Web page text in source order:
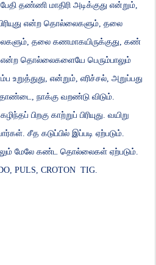
பேதி தண்ணி மாதிரி அடிக்குது என்றும்,
என்ற தொல்லைகளும், தலை
, தலை கணமாகயிருக்குது, கண்
என்ற தொல்லைகளையே பெரும்பாலும்
உறுத்துது, என்றும், எரிச்சல், அறுப்பது
, நாக்கு வறண்டு விடும்.
கழிந்தப் பிறகு காற்றுப் பிரியுது. வயிறு
. சீத கடுப்பில் இப்படி ஏற்படும்.
மேலே கண்ட தொல்லைகள் ஏற்படும்.
PULS, CROTON TIG.